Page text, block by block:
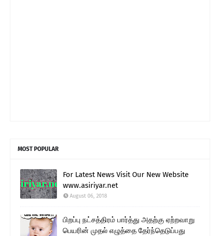
MOST POPULAR
For Latest News Visit Our New Website
www.asiriyar.net
August 06, 2018
பிறப்பு நட்சத்திரம் பார்த்து அதற்கு ஏற்றவாறு
பெயரின் முதல் எழுத்தை தேர்ந்தெடுப்பது